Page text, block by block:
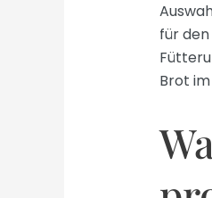
für
Brot